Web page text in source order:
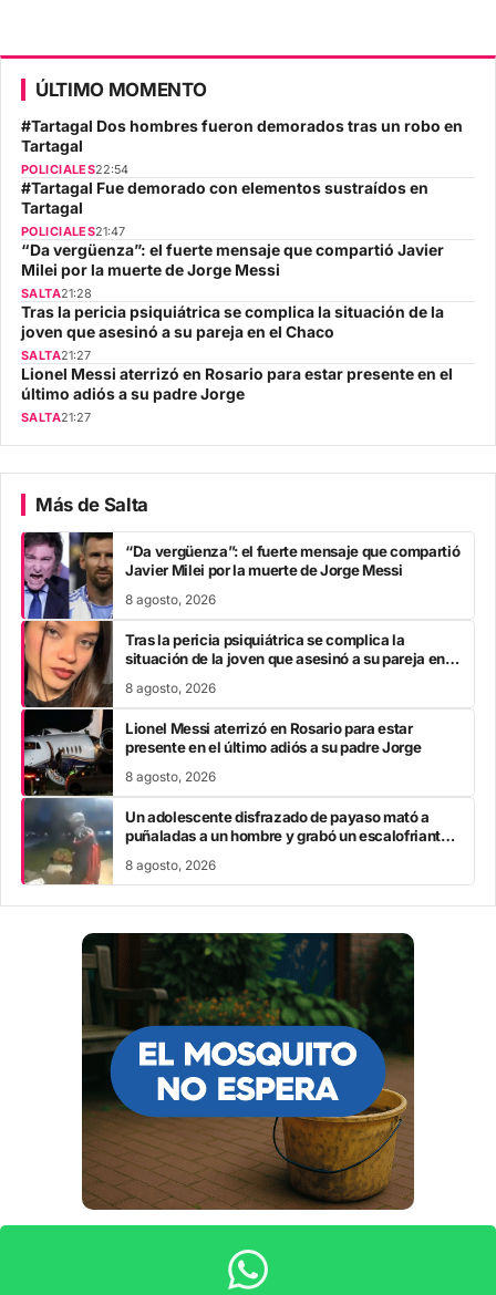
ÚLTIMO MOMENTO
#Tartagal Dos hombres fueron demorados tras un robo en
Tartagal
POLICIALES22:54
#Tartagal Fue demorado con elementos sustraídos en
Tartagal
POLICIALES21:47
“Da vergüenza”: el fuerte mensaje que compartió Javier
Milei por la muerte de Jorge Messi
SALTA21:28
Tras la pericia psiquiátrica se complica la situación de la
joven que asesinó a su pareja en el Chaco
SALTA21:27
Lionel Messi aterrizó en Rosario para estar presente en el
último adiós a su padre Jorge
SALTA21:27
Más de Salta
“Da vergüenza”: el fuerte mensaje que compartió
Javier Milei por la muerte de Jorge Messi
8 agosto, 2026
Tras la pericia psiquiátrica se complica la
situación de la joven que asesinó a su pareja en el
8 agosto, 2026
Lionel Messi aterrizó en Rosario para estar
presente en el último adiós a su padre Jorge
8 agosto, 2026
Un adolescente disfrazado de payaso mató a
puñaladas a un hombre y grabó un escalofriante
8 agosto, 2026